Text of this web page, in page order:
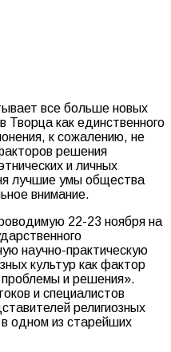
все больше новых
Творца как единственного
к сожалению, не
решения
и личных
лучшие умы общества
внимание.
22-23 ноября на
научно-практическую
культур как фактор
проблемы и решения».
и специалистов
религиозных
одном из старейших